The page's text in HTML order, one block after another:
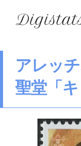
アレッ
聖堂「キ